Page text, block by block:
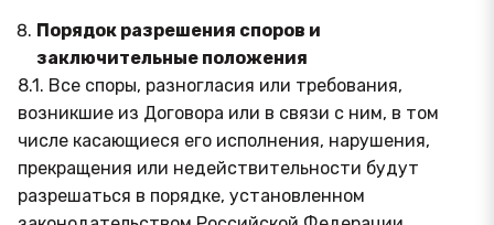
Порядок разрешения споров и
заключительные положения
8.1. Все споры, разногласия или требования,
возникшие из Договора или в связи с ним, в том
числе касающиеся его исполнения, нарушения,
прекращения или недействительности будут
разрешаться в порядке, установленном